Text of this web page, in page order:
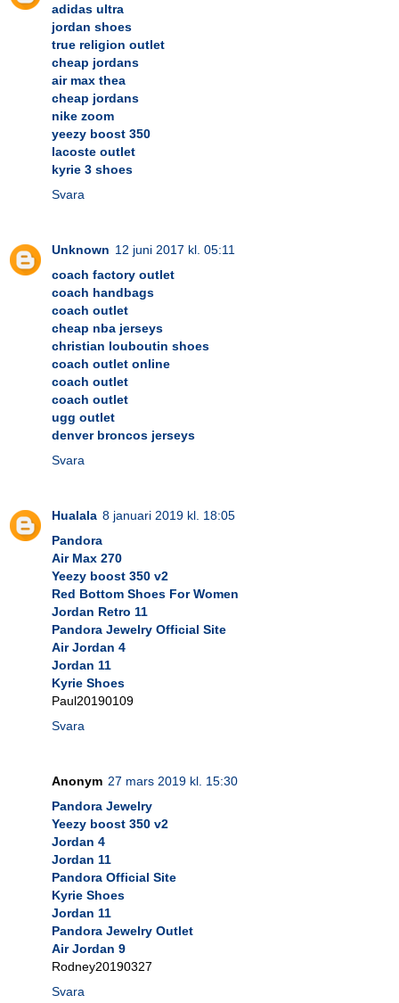
adidas ultra
jordan shoes
true religion outlet
cheap jordans
air max thea
cheap jordans
nike zoom
yeezy boost 350
lacoste outlet
kyrie 3 shoes
Svara
Unknown 12 juni 2017 kl. 05:11
coach factory outlet
coach handbags
coach outlet
cheap nba jerseys
christian louboutin shoes
coach outlet online
coach outlet
coach outlet
ugg outlet
denver broncos jerseys
Svara
Hualala 8 januari 2019 kl. 18:05
Pandora
Air Max 270
Yeezy boost 350 v2
Red Bottom Shoes For Women
Jordan Retro 11
Pandora Jewelry Official Site
Air Jordan 4
Jordan 11
Kyrie Shoes
Paul20190109
Svara
Anonym 27 mars 2019 kl. 15:30
Pandora Jewelry
Yeezy boost 350 v2
Jordan 4
Jordan 11
Pandora Official Site
Kyrie Shoes
Jordan 11
Pandora Jewelry Outlet
Air Jordan 9
Rodney20190327
Svara